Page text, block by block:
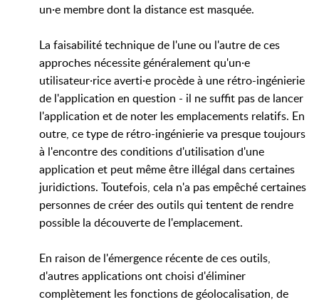
un·e membre dont la distance est masquée.
La faisabilité technique de l'une ou l'autre de ces
approches nécessite généralement qu'un·e
utilisateur·rice averti·e procède à une rétro-ingénierie
de l'application en question - il ne suffit pas de lancer
l'application et de noter les emplacements relatifs. En
outre, ce type de rétro-ingénierie va presque toujours
à l'encontre des conditions d'utilisation d'une
application et peut même être illégal dans certaines
juridictions. Toutefois, cela n'a pas empêché certaines
personnes de créer des outils qui tentent de rendre
possible la découverte de l'emplacement.
En raison de l'émergence récente de ces outils,
d'autres applications ont choisi d'éliminer
complètement les fonctions de géolocalisation, de